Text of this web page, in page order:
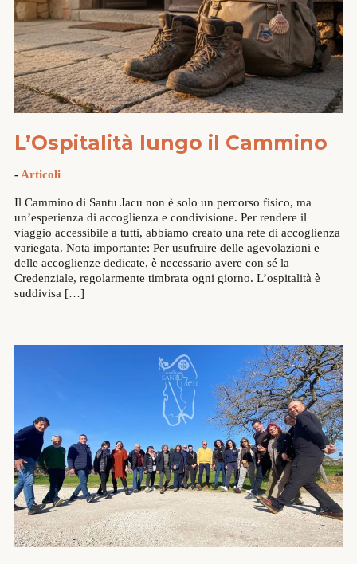
L’Ospitalità lungo il Cammino
- Articoli
Il Cammino di Santu Jacu non è solo un percorso fisico, ma
un’esperienza di accoglienza e condivisione. Per rendere il
viaggio accessibile a tutti, abbiamo creato una rete di accoglienza
variegata. Nota importante: Per usufruire delle agevolazioni e
delle accoglienze dedicate, è necessario avere con sé la
Credenziale, regolarmente timbrata ogni giorno. L’ospitalità è
suddivisa […]